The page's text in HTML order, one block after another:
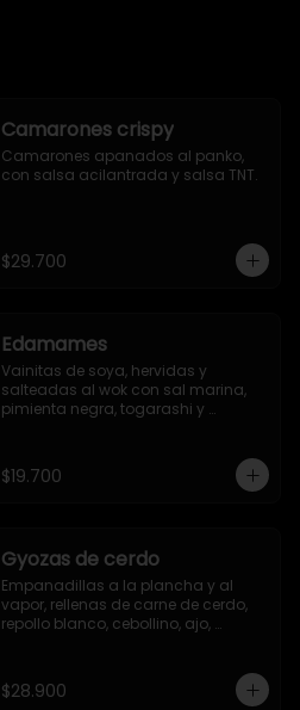
Camarones crispy
Camarones apanados al panko,
con salsa acilantrada y salsa TNT.
$29.700
Edamames
Vainitas de soya, hervidas y
salteadas al wok con sal marina,
pimienta negra, togarashi y
$19.700
Gyozas de cerdo
Empanadillas a la plancha y al
vapor, rellenas de carne de cerdo,
repollo blanco, cebollino, ajo,
$28.900